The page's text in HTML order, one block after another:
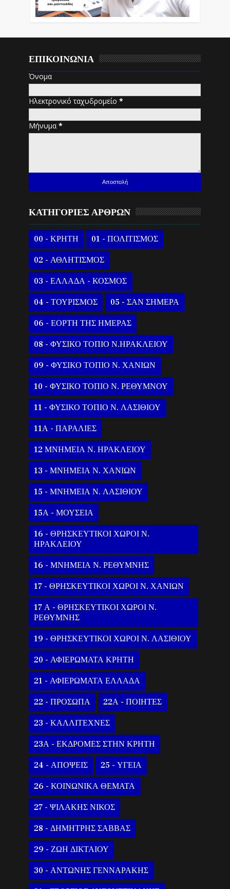
ΕΠΙΚΟΙΝΩΝΙΑ
Όνομα
Ηλεκτρονικό ταχυδρομείο*
Μήνυμα*
ΚΑΤΗΓΟΡΙΕΣ ΑΡΘΡΩΝ
00 - ΚΡΗΤΗ 01 - ΠΟΛΙΤΙΣΜΟΣ
02 - ΑΘΛΗΤΙΣΜΟΣ
03 - ΕΛΛΑΔΑ - ΚΟΣΜΟΣ
04 - ΤΟΥΡΙΣΜΟΣ 05 - ΣΑΝ ΣΗΜΕΡΑ
06 - ΕΟΡΤΗ ΤΗΣ ΗΜΕΡΑΣ
08 - ΦΥΣΙΚΟ ΤΟΠΙΟ Ν.ΗΡΑΚΛΕΙΟΥ
09 - ΦΥΣΙΚΟ ΤΟΠΙΟ Ν. ΧΑΝΙΩΝ
10 - ΦΥΣΙΚΟ ΤΟΠΙΟ Ν. ΡΕΘΥΜΝΟΥ
11 - ΦΥΣΙΚΟ ΤΟΠΙΟ Ν. ΛΑΣΙΘΙΟΥ
11Α - ΠΑΡΑΛΙΕΣ
12 ΜΝΗΜΕΙΑ Ν. ΗΡΑΚΛΕΙΟΥ
13 - ΜΝΗΜΕΙΑ Ν. ΧΑΝΙΩΝ
15 - ΜΝΗΜΕΙΑ Ν. ΛΑΣΙΘΙΟΥ
15Α - ΜΟΥΣΕΙΑ
16 - ΘΡΗΣΚΕΥΤΙΚΟΙ ΧΩΡΟΙ Ν.
ΗΡΑΚΛΕΙΟΥ
16 - ΜΝΗΜΕΙΑ Ν. ΡΕΘΥΜΝΗΣ
17 - ΘΡΗΣΚΕΥΤΙΚΟΙ ΧΩΡΟΙ Ν. ΧΑΝΙΩΝ
17 Α - ΘΡΗΣΚΕΥΤΙΚΟΙ ΧΩΡΟΙ Ν.
ΡΕΘΥΜΝΗΣ
19 - ΘΡΗΣΚΕΥΤΙΚΟΙ ΧΩΡΟΙ Ν. ΛΑΣΙΘΙΟΥ
20 - ΑΦΙΕΡΩΜΑΤΑ ΚΡΗΤΗ
21 - ΑΦΙΕΡΩΜΑΤΑ ΕΛΛΑΔΑ
22 - ΠΡΟΣΩΠΑ 22Α - ΠΟΙΗΤΕΣ
23 - ΚΑΛΛΙΤΕΧΝΕΣ
23Α - ΕΚΔΡΟΜΕΣ ΣΤΗΝ ΚΡΗΤΗ
24 - ΑΠΟΨΕΙΣ 25 - ΥΓΕΙΑ
26 - ΚΟΙΝΩΝΙΚΑ ΘΕΜΑΤΑ
27 - ΨΙΛΑΚΗΣ ΝΙΚΟΣ
28 - ΔΗΜΗΤΡΗΣ ΣΑΒΒΑΣ
29 - ΖΩΗ ΔΙΚΤΑΙΟΥ
30 - ΑΝΤΩΝΗΣ ΓΕΝΝΑΡΑΚΗΣ